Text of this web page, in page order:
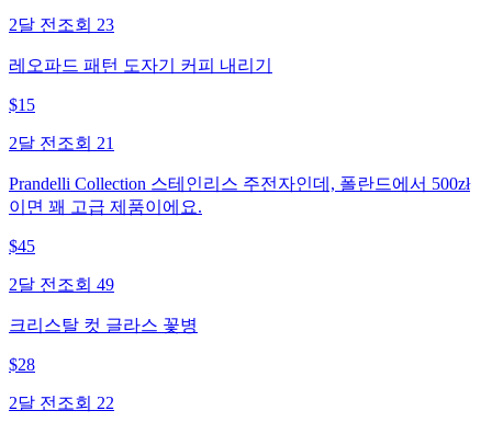
2달 전 조회 23
레오파드 패턴 도자기 커피 내리기
$15
2달 전 조회 21
Prandelli Collection 스테인리스 주전자인데, 폴란드에서 500zł
이면 꽤 고급 제품이에요.
$45
2달 전 조회 49
크리스탈 컷 글라스 꽃병
$28
2달 전 조회 22